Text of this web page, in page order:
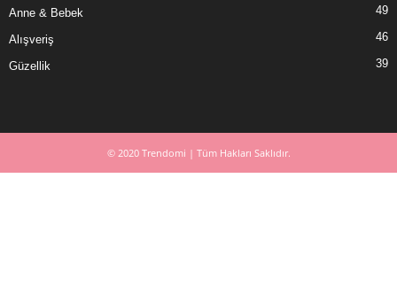
Anne & Bebek 49
Alışveriş 46
Güzellik 39
© 2020 Trendomi | Tüm Hakları Saklıdır.